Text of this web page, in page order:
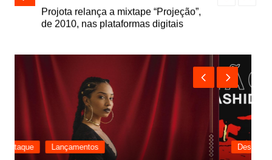
autoral,
de 2010, nas plataformas digitais
Destaque Lançamentos